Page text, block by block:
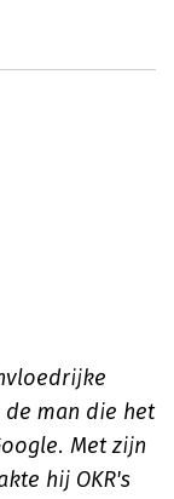
de man die het
Met zijn
hij OKR's